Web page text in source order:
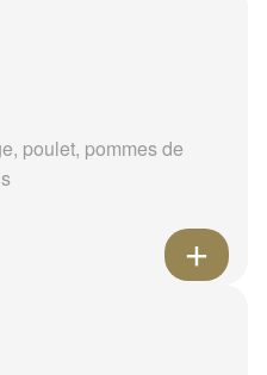
poulet, pommes de